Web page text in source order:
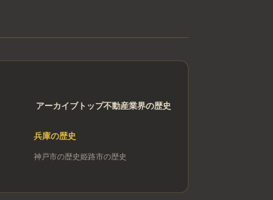
アーカイブトップ不動産業界の歴史
兵庫の歴史
神戸市の歴史姫路市の歴史